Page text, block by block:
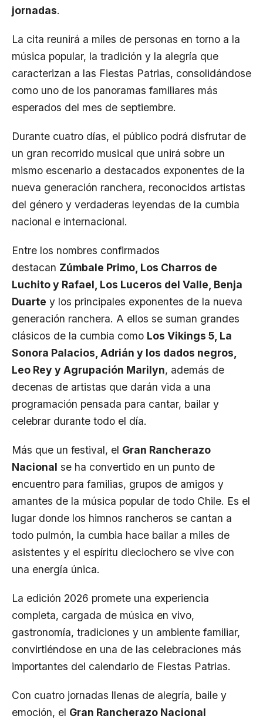
jornadas.
La cita reunirá a miles de personas en torno a la
música popular, la tradición y la alegría que
caracterizan a las Fiestas Patrias, consolidándose
como uno de los panoramas familiares más
esperados del mes de septiembre.
Durante cuatro días, el público podrá disfrutar de
un gran recorrido musical que unirá sobre un
mismo escenario a destacados exponentes de la
nueva generación ranchera, reconocidos artistas
del género y verdaderas leyendas de la cumbia
nacional e internacional.
Entre los nombres confirmados
destacan Zúmbale Primo, Los Charros de
Luchito y Rafael, Los Luceros del Valle, Benja
Duarte y los principales exponentes de la nueva
generación ranchera. A ellos se suman grandes
clásicos de la cumbia como Los Vikings 5, La
Sonora Palacios, Adrián y los dados negros,
Leo Rey y Agrupación Marilyn, además de
decenas de artistas que darán vida a una
programación pensada para cantar, bailar y
celebrar durante todo el día.
Más que un festival, el Gran Rancherazo
Nacional se ha convertido en un punto de
encuentro para familias, grupos de amigos y
amantes de la música popular de todo Chile. Es el
lugar donde los himnos rancheros se cantan a
todo pulmón, la cumbia hace bailar a miles de
asistentes y el espíritu dieciochero se vive con
una energía única.
La edición 2026 promete una experiencia
completa, cargada de música en vivo,
gastronomía, tradiciones y un ambiente familiar,
convirtiéndose en una de las celebraciones más
importantes del calendario de Fiestas Patrias.
Con cuatro jornadas llenas de alegría, baile y
emoción, el Gran Rancherazo Nacional